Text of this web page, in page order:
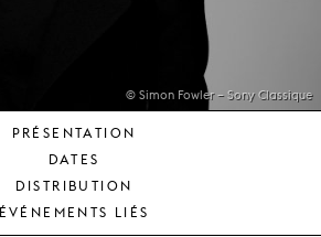
MONNAIE
SOUTENIR
© Simon Fowler – Sony Classique
PRÉSENTATION
DATES
DISTRIBUTION
ÉVÉNEMENTS LIÉS